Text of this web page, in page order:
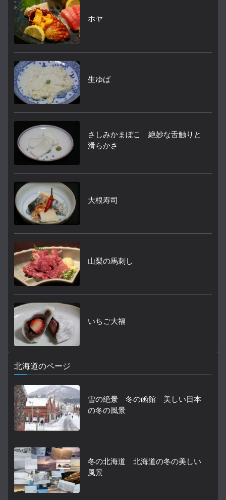
ホヤ
生ゆば
さしみかまぼこ 絶妙な舌触りと
滑らかさ
大根寿司
山梨の馬刺し
いちご大福
北海道のページ
雪の絶景 冬の函館 美しい日本
の冬の風景
冬の北海道 北海道の冬の美しい
風景